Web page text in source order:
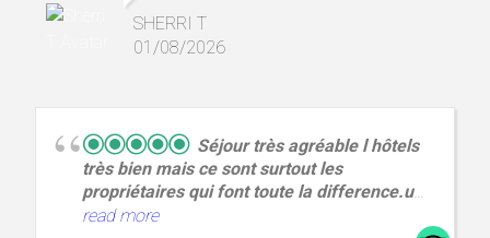
SHERRI T
01/08/2026
Séjour très agréable l hôtels
très bien mais ce sont surtout les
propriétaires qui font toute la difference.un
couple Hôtel Quic en Groigne,situé au cœur
read more